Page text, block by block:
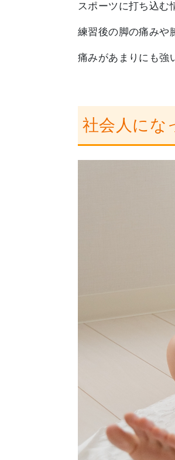
スポーツに打ち込む
練習後の脚の痛みや
痛みがあまりにも強
社会人にな